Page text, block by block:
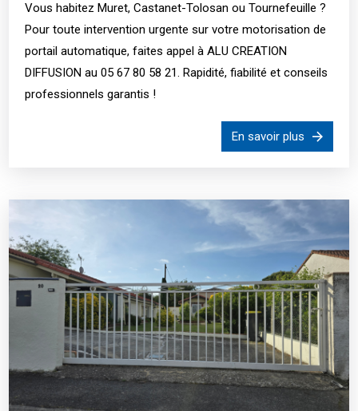
Vous habitez Muret, Castanet-Tolosan ou Tournefeuille ?
Pour toute intervention urgente sur votre motorisation de
portail automatique, faites appel à ALU CREATION
DIFFUSION au 05 67 80 58 21. Rapidité, fiabilité et conseils
professionnels garantis !
En savoir plus